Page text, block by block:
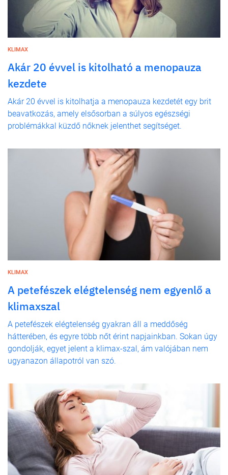
KLIMAX
Akár 20 évvel is kitolható a menopauza
kezdete
Akár 20 évvel is kitolhatja a menopauza kezdetét egy brit
beavatkozás, amely elsősorban a súlyos egészségi
problémákkal küzdő nőknek jelenthet segítséget.
KLIMAX
A petefészek elégtelenség nem egyenlő a
klimaxszal
A petefészek elégtelenség gyakran áll a meddőség
hátterében, és egyre több nőt érint napjainkban. Sokan úgy
gondolják, egyet jelent a klimax-szal, ám valójában nem
ugyanazon állapotról van szó.